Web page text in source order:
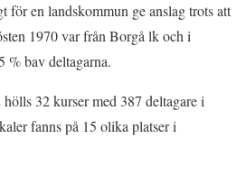
för en landskommun ge anslag trots att
1970 var från Borgå lk och i
% bav deltagarna.
32 kurser med 387 deltagare i
fanns på 15 olika platser i